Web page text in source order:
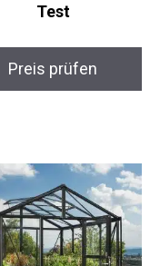
Test
Preis prüfen